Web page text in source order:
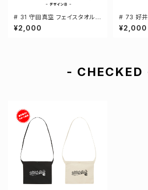
# 31 守田真空 フェイスタオル
選手還元 2デザイン FT0144
¥2,000
# 73 好井
キャンバ
2カラー
¥2,000
- CHECKED